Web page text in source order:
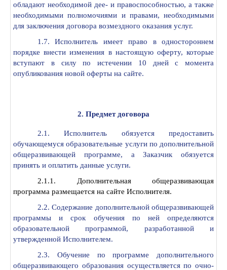
обладают необходимой дее- и правоспособностью, а также
необходимыми полномочиями и правами, необходимыми
для заключения договора возмездного оказания услуг.
1.7. Исполнитель имеет право в одностороннем
порядке внести изменения в настоящую оферту, которые
вступают в силу по истечении 10 дней с момента
опубликования новой оферты на сайте.
2. Предмет договора
2.1. Исполнитель обязуется предоставить
обучающемуся образовательные услуги по дополнительной
общеразвивающей программе, а Заказчик обязуется
принять и оплатить данные услуги.
2.1.1. Дополнительная общеразвивающая
программа размещается на сайте Исполнителя.
2.2. Содержание дополнительной общеразвивающей
программы и срок обучения по ней определяются
образовательной программой, разработанной и
утвержденной Исполнителем.
2.3. Обучение по программе дополнительного
общеразвивающего образования осуществляется по очно-